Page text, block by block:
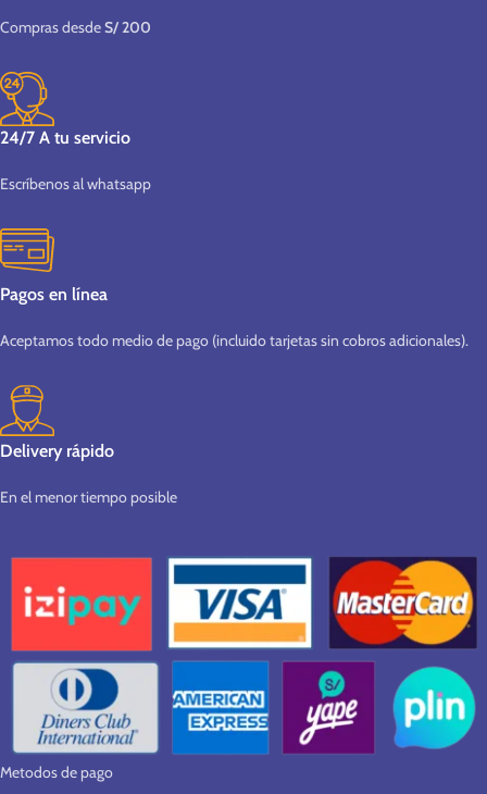
Compras desdeS/ 200
24/7 A tu servicio
Escríbenos al whatsapp
Pagos en línea
Aceptamos todo medio de pago (incluido tarjetas sin cobros adicionales).
Delivery rápido
En el menor tiempo posible
Metodos de pago